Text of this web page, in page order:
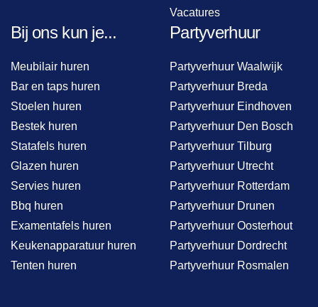
Vacatures
Bij ons kun je...
Meubilair huren
Bar en taps huren
Stoelen huren
Bestek huren
Statafels huren
Glazen huren
Servies huren
Bbq huren
Examentafels huren
Keukenapparatuur huren
Tenten huren
Partyverhuur
Partyverhuur Waalwijk
Partyverhuur Breda
Partyverhuur Eindhoven
Partyverhuur Den Bosch
Partyverhuur Tilburg
Partyverhuur Utrecht
Partyverhuur Rotterdam
Partyverhuur Drunen
Partyverhuur Oosterhout
Partyverhuur Dordrecht
Partyverhuur Rosmalen